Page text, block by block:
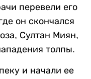
перевели его
он скончался
Султан Миян,
толпы.
и начали ее